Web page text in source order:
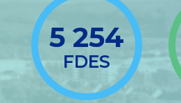
5 254
FDES